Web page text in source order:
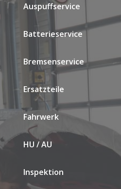
Auspuffservice
Batterieservice
Bremsenservice
Ersatzteile
Fahrwerk
HU / AU
Inspektion